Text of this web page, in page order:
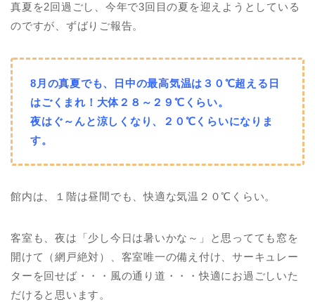
真夏を2回過ごし、今年で3回目の夏を迎えようとしている
のですが、ずばりご報告。
8月の真夏でも、日中の最高気温は３０℃超える日
はごくまれ！大体２８～２９℃くらい。
夜はぐ～んと涼しくなり、２０℃くらいになりま
す。
館内は、１階は昼間でも、快適な気温２０℃くらい。
客室も、夜は「少し今日は暑いかな～」と思ってても窓を
開けて（網戸絶対）、客室唯一の備え付け、サーキュレー
ターを回せば・・・風の通り道・・・快適にお過ごしいた
だけると思います。